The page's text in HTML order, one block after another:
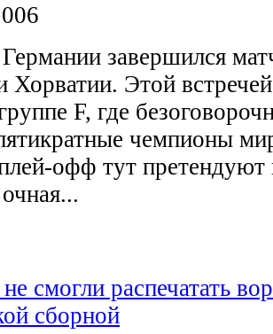
завершился
Хорватии. Этой
F, где
чемпионы
офф тут
смогли распечатать
сборной